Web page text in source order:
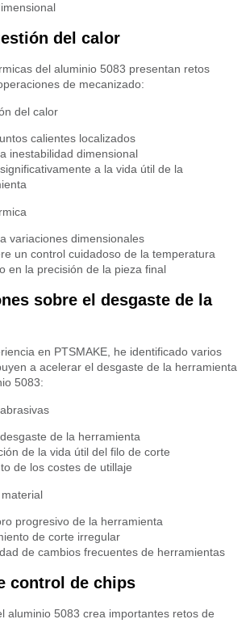
del calor
del aluminio 5083 presentan retos
de mecanizado:
del calor
calientes localizados
inestabilidad dimensional
a la vida útil de la
variaciones dimensionales
un control cuidadoso de la temperatura
en la precisión de la pieza final
sobre el desgaste de la
en PTSMAKE, he identificado varios
a acelerar el desgaste de la herramienta
5083:
de la herramienta
de la vida útil del filo de corte
de los costes de utillaje
progresivo de la herramienta
de corte irregular
de cambios frecuentes de herramientas
control de chips
aluminio 5083 crea importantes retos de